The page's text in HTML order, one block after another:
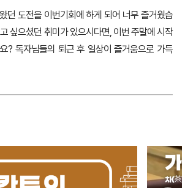
던 도전을 이번기회에 하게 되어 너무 즐거웠습
싶으셨던 취미가 있으시다면, 이번 주말에 시작
? 독자님들의 퇴근 후 일상이 즐거움으로 가득